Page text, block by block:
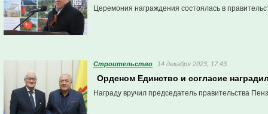
Церемония награждения состоялась в
Строительство 14 декабря 2023, 17:43
Орденом Единство и согласие
Награду вручил председатель правительства